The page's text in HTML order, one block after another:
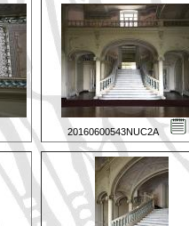
20160600543NUC2A